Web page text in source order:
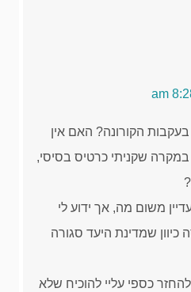
הקורונה? האם אין
שקניתי כרטיס בסיסי,
משום מה, אך ידוע לי
כיוון שמדינת היעד סגורה
כספי עליי להוכיח שלא